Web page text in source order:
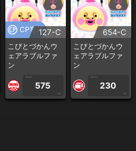
CP専用127-C
こびとづかんウ
ェアラブルファ
ン
1PLAY
575
CP
654-C
こびとづかんウ
ェアラブルファ
ン
1PLAY
230
CP